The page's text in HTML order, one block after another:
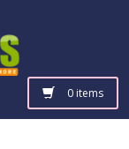
0 items